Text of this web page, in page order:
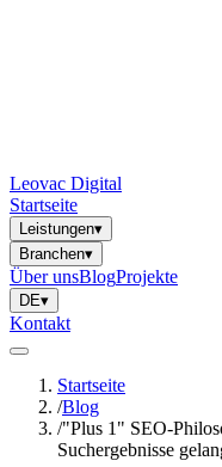
Leovac Digital
Startseite
Leistungen▾
Branchen▾
Über unsBlogProjekte
DE▾
Kontakt
Startseite
/Blog
/"Plus 1" SEO-
Suchergebnisse